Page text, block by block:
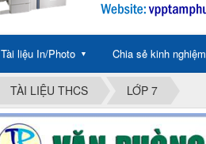
Tài liệu In/Photo ▼ Chia sẻ kinh nghiệm
TÀI LIỆU THCS LỚP 7